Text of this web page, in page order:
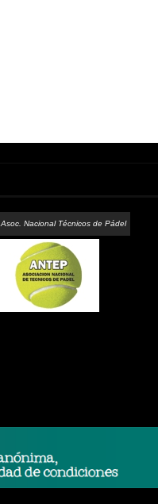
Asoc. Nacional Técnicos de Pádel